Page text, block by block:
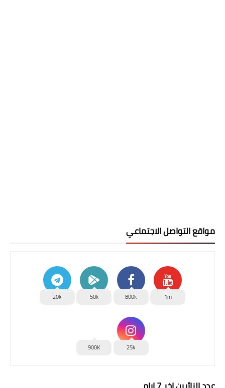
مواقع التواصل الاجتماعي
1m
800k
50k
20k
25k
900K